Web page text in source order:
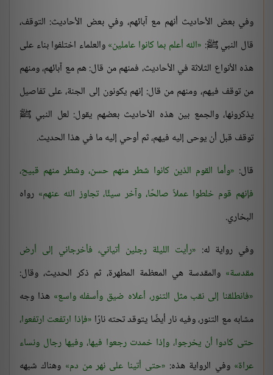
وفي بعض الأحاديث أنهم مع آبائهم، وفي بعض الأحاديث: التوقف،
قال النبي ﷺ: الله أعلم بما كانوا عاملين والعلماء اختلفوا بناء على
هذه الأنواع الثلاثة في الأحاديث، فمنهم من قال: هم مع آبائهم، ومنهم
من توقف فيهم، ومنهم من قال: إنهم يكونون إلى الجنة، على تفاصيل
يذكرونها، والجمع بين هذه الأحاديث بعضهم يقول: لعل النبي ﷺ
توقف قبل أن يوحى إليه فيهم، ثم أوحي إليه ما في هذا الحديث.
قال: وأما القوم الذين كانوا شطر منهم حسن، وشطر منهم قبيح،
فإنهم قوم خلطوا عملاً صالحًا، وآخر سيئًا، تجاوز الله عنهم رواه
البخاري.
وفي رواية له:
رأيت الليلة رجلين أتياني، فأخرجاني إلى أرض
مقدسة والمقدسة هي المعظمة المطهرة، ثم ذكر الحديث، وقال:
فانطلقنا إلى نقب مثل التنور، أعلاه ضيق وأسفله واسع هذا وجه
مشابه مع التنور، وفيه نار أيضًا يتوقد تحته نارًا فإذا ارتفعت ارتفعوا،
حتى كادوا أن يخرجوا، وإذا خمدت رجعوا فيها، وفيها رجال ونساء
عراة وفي الرواية هذه: حتى أتينا على نهر من دم وهناك شبهه